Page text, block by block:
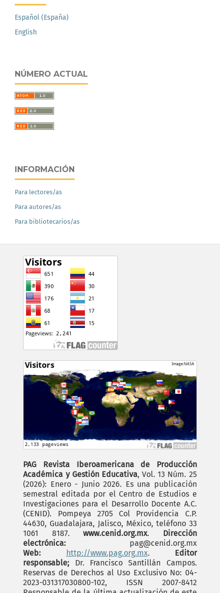
Español (España)
English
NÚMERO ACTUAL
INFORMACIÓN
Para lectores/as
Para autores/as
Para bibliotecarios/as
PAG Revista Iberoamericana de Producción
Académica y Gestión Educativa, Vol. 13 Núm. 25
(2026): Enero - Junio 2026. Es una publicación
semestral editada por el Centro de Estudios e
Investigaciones para el Desarrollo Docente A.C.
(CENID). Pompeya 2705 Col Providencia C.P.
44630, Guadalajara, Jalisco, México, teléfono 33
1061 8187.www.cenid.org.mx. Dirección
electrónica: pag@cenid.org.mx
Web:
http://www.pag.org.mx.
Editor
responsable; Dr. Francisco Santillán Campos.
Reservas de Derechos al Uso Exclusivo No: 04-
2023-031317030800-102, ISSN 2007-8412